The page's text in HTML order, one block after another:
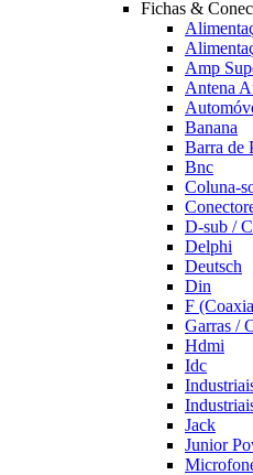
Fichas &
Amp
Antena
Banana
Barra de
Bnc
Coluna-
D-sub /
Delphi
Deutsch
Din
F
Garras /
Hdmi
Idc
Jack
Junior